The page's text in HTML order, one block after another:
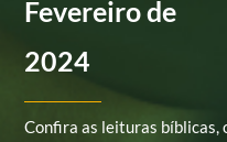
Fevereiro de
2024
Confira as leituras bíblicas,